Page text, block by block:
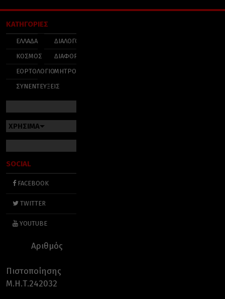
ΚΑΤΗΓΟΡΙΕΣ
ΕΛΛΑΔΑ
ΚΟΣΜΟΣ
ΕΟΡΤΟΛΟΓΙΟ
ΣΥΝΕΝΤΕΥΞΕΙΣ
ΔΙΑΛΟΓΟΣ
ΔΙΑΦΟΡΑ
ΜΗΤΡΟΠΟΛΕΙΣ
ΧΡΗΣΙΜΑ
SOCIAL
FACEBOOK
TWITTER
YOUTUBE
Αριθμός
Πιστοποίησης
Μ.Η.Τ.242032